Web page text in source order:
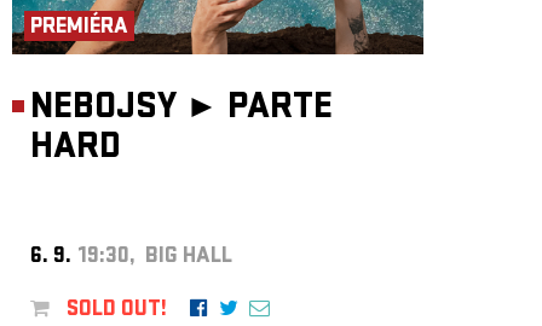
PREMIÉRA
NEBOJSY ► PARTE
HARD
6. 9. 19:30, BIG HALL
SOLD OUT!